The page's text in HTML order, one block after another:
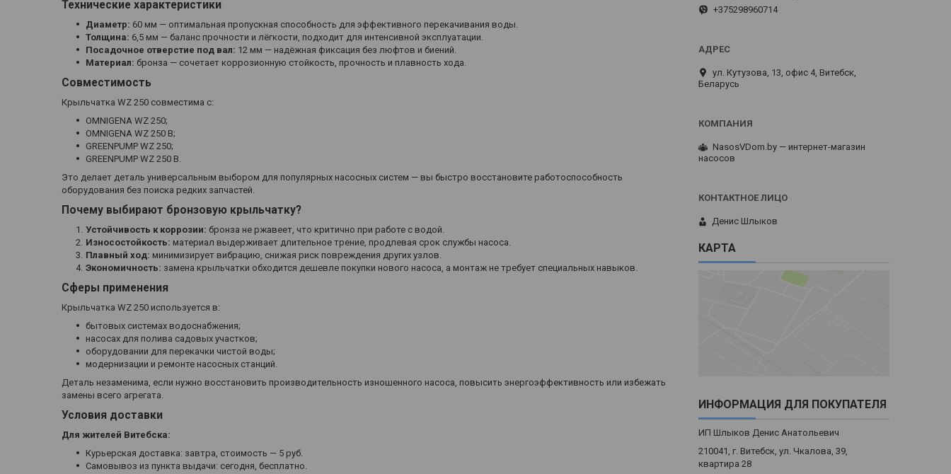
Технические характеристики
Диаметр: 60 мм — оптимальная пропускная способность для эффективного перекачивания воды.
Толщина: 6,5 мм — баланс прочности и лёгкости, подходит для интенсивной эксплуатации.
Посадочное отверстие под вал: 12 мм — надёжная фиксация без люфтов и биений.
Материал: бронза — сочетает коррозионную стойкость, прочность и плавность хода.
Совместимость
Крыльчатка WZ 250 совместима с:
OMNIGENA WZ 250;
OMNIGENA WZ 250 B;
GREENPUMP WZ 250;
GREENPUMP WZ 250 B.
Это делает деталь универсальным выбором для популярных насосных систем — вы быстро восстановите работоспособность
оборудования без поиска редких запчастей.
Почему выбирают бронзовую крыльчатку?
Устойчивость к коррозии: бронза не ржавеет, что критично при работе с водой.
Износостойкость: материал выдерживает длительное трение, продлевая срок службы насоса.
Плавный ход: минимизирует вибрацию, снижая риск повреждения других узлов.
Экономичность: замена крыльчатки обходится дешевле покупки нового насоса, а монтаж не требует специальных навыков.
Сферы применения
Крыльчатка WZ 250 используется в:
бытовых системах водоснабжения;
насосах для полива садовых участков;
оборудовании для перекачки чистой воды;
модернизации и ремонте насосных станций.
Деталь незаменима, если нужно восстановить производительность изношенного насоса, повысить энергоэффективность или избежать
замены всего агрегата.
Условия доставки
Для жителей Витебска:
Курьерская доставка: завтра, стоимость — 5 руб.
Самовывоз из пункта выдачи: сегодня, бесплатно.
+375298960714
ул. Кутузова, 13, офис 4, Витебск,
Беларусь
NasosVDom.by — интернет-магазин
насосов
Денис Шлыков
КАРТА
ИНФОРМАЦИЯ ДЛЯ ПОКУПАТЕЛЯ
ИП Шлыков Денис Анатольевич
210041, г. Витебск, ул. Чкалова, 39,
квартира 28